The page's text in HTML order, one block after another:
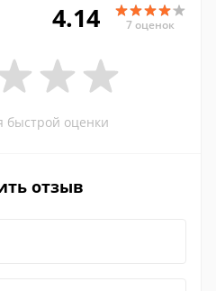
4.14 7 оценок
быстрой оценки
отзыв